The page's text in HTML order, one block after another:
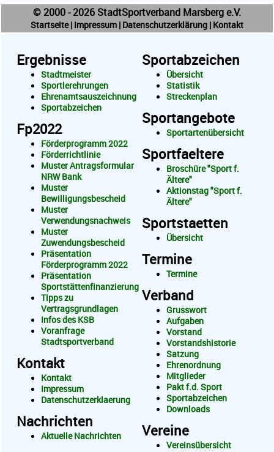
© 2000 - 2026 StadtSportverband Marsberg e.V.
Startseite| Impressum | Datenschutzerklärung | Kontakt
Ergebnisse
Stadtmeister
Sportlerehrungen
Ehrenamtsauszeichnung
Sportabzeichen
Fp2022
Förderprogramm 2022
Förderrichtlinie
Muster Antragsformular
NRW Bank
Muster
Bewilligungsbescheid
Muster
Verwendungsnachweis
Muster
Zuwendungsbescheid
Präsentation
Förderprogramm 2022
Präsentation
Sportstättenfinanzierung
Tipps zu
Vertragsgrundlagen
Infos des KSB
Voranfrage
Stadtsportverband
Kontakt
Kontakt
Impressum
Datenschutzerklaerung
Nachrichten
Aktuelle Nachrichten
Sportabzeichen
Übersicht
Statistik
Streckenplan
Sportangebote
Sportartenübersicht
Sportfaeltere
Broschüre "Sport f.
Ältere"
Aktionstag "Sport f.
Ältere"
Sportstaetten
Übersicht
Termine
Termine
Verband
Grusswort
Aufgaben
Vorstand
Vorstandshistorie
Satzung
Ehrenordnung
Mitglieder
Pakt f.d. Sport
Sportabzeichen
Downloads
Vereine
Vereinsübersicht